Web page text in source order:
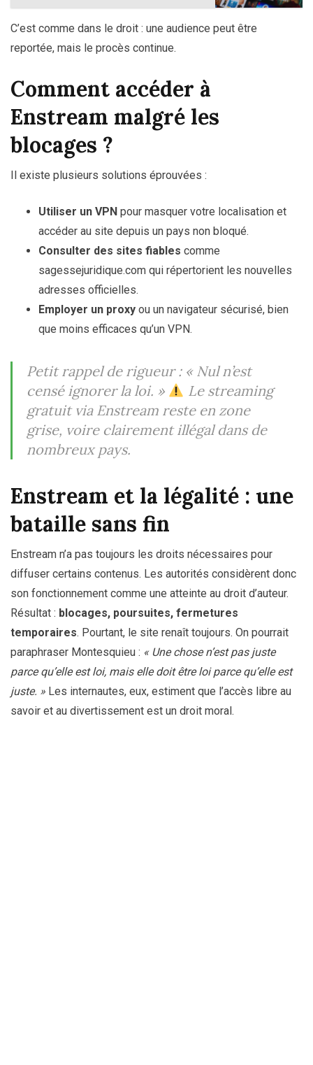
C’est comme dans le droit : une audience peut être
reportée, mais le procès continue.
Comment accéder à
Enstream malgré les
blocages ?
Il existe plusieurs solutions éprouvées :
Utiliser un VPN pour masquer votre localisation et
accéder au site depuis un pays non bloqué.
Consulter des sites fiables comme
sagessejuridique.com qui répertorient les nouvelles
adresses officielles.
Employer un proxy ou un navigateur sécurisé, bien
que moins efficaces qu’un VPN.
Petit rappel de rigueur : « Nul n’est
censé ignorer la loi. »
Le streaming
gratuit via Enstream reste en zone
grise, voire clairement illégal dans de
nombreux pays.
Enstream et la légalité : une
bataille sans fin
Enstream n’a pas toujours les droits nécessaires pour
diffuser certains contenus. Les autorités considèrent donc
son fonctionnement comme une atteinte au droit d’auteur.
Résultat : blocages, poursuites, fermetures
temporaires. Pourtant, le site renaît toujours. On pourrait
paraphraser Montesquieu : « Une chose n’est pas juste
parce qu’elle est loi, mais elle doit être loi parce qu’elle est
juste. » Les internautes, eux, estiment que l’accès libre au
savoir et au divertissement est un droit moral.